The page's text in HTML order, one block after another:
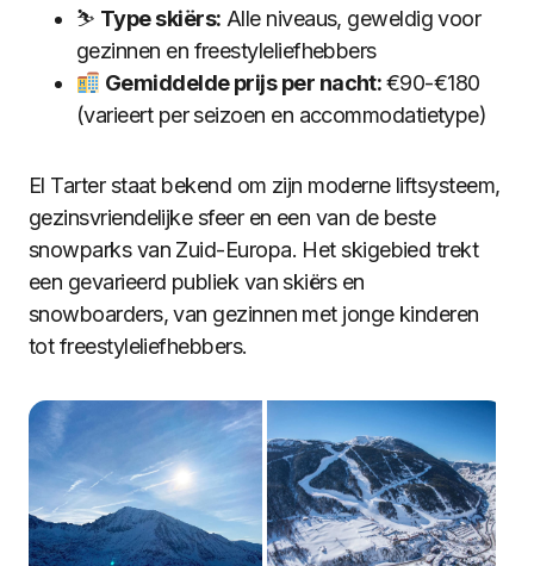
⛷️ Type skiërs: Alle niveaus, geweldig voor
gezinnen en freestyleliefhebbers
Gemiddelde prijs per nacht:€90-€180
(varieert per seizoen en accommodatietype)
El Tarter staat bekend om zijn moderne liftsysteem,
gezinsvriendelijke sfeer en een van de beste
snowparks van Zuid-Europa. Het skigebied trekt
een gevarieerd publiek van skiërs en
snowboarders, van gezinnen met jonge kinderen
tot freestyleliefhebbers.